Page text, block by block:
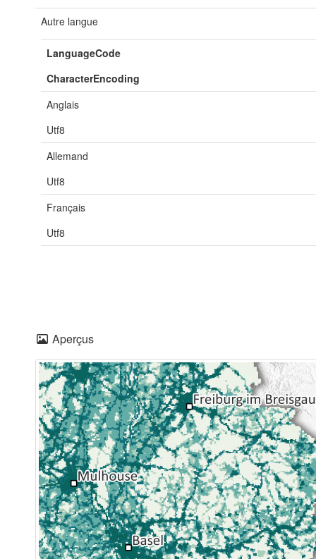
Autre langue
LanguageCode
CharacterEncoding
Anglais
Utf8
Allemand
Utf8
Français
Utf8
Aperçus